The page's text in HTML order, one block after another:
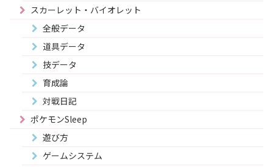
スカーレット・バイオレット
全般データ
道具データ
技データ
育成論
対戦日記
ポケモンSleep
遊び方
ゲームシステム